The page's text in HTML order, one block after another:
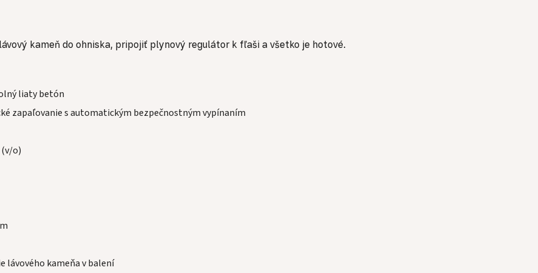
kameň do ohniska, pripojiť plynový regulátor k fľaši a všetko je hotové.
liaty betón
zapaľovanie s automatickým bezpečnostným vypínaním
(v/o)
lávového kameňa v balení